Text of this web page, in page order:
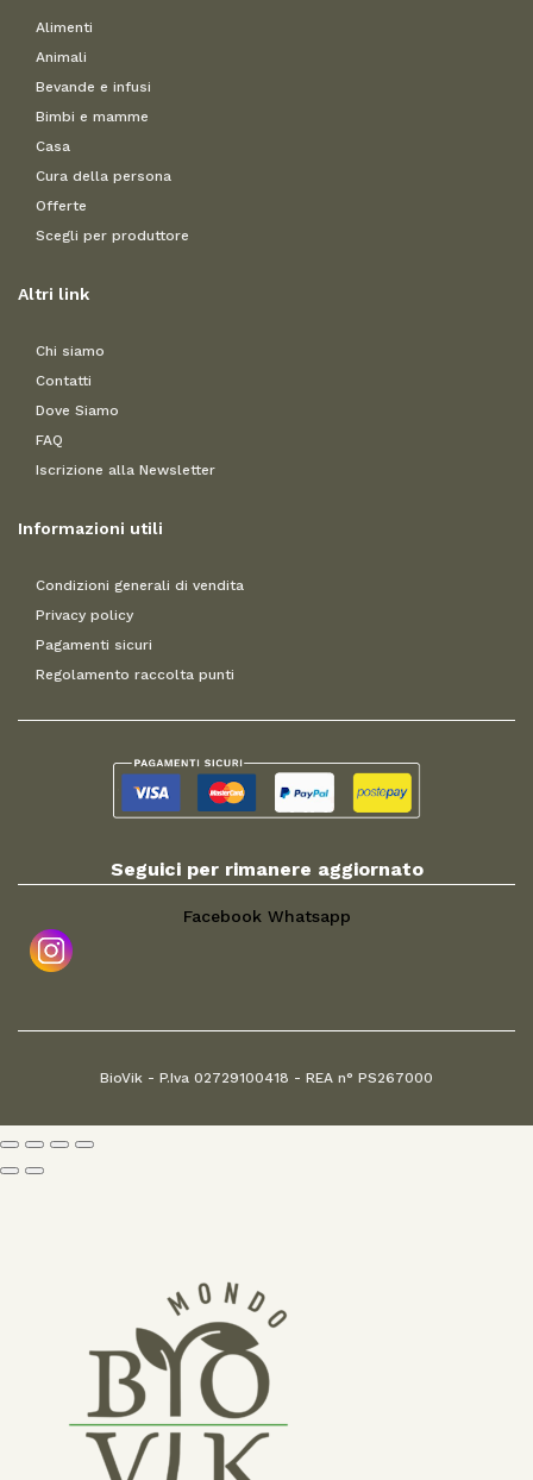
Alimenti
Animali
Bevande e infusi
Bimbi e mamme
Casa
Cura della persona
Offerte
Scegli per produttore
Altri link
Chi siamo
Contatti
Dove Siamo
FAQ
Iscrizione alla Newsletter
Informazioni utili
Condizioni generali di vendita
Privacy policy
Pagamenti sicuri
Regolamento raccolta punti
Seguici per rimanere aggiornato
Facebook Whatsapp
BioVik - P.Iva 02729100418 - REA n° PS267000